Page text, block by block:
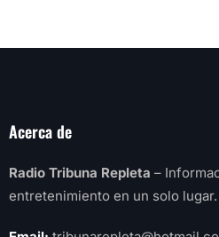
Acerca de
Radio Tribuna Repleta –
entretenimiento en un solo lugar.